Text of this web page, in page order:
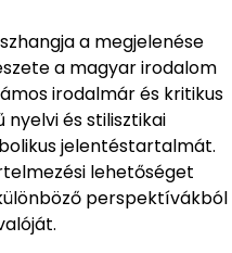
a megjelenése
a magyar irodalom
irodalmár és kritikus
és stilisztikai
jelentéstartalmát.
lehetőséget
perspektívákból